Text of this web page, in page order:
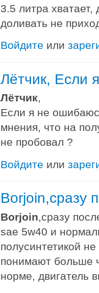
3.5 литра
доливать не
Войдите или
Лётчик, Если
Лётчик,
Если я не
мнения, что на
не пробовал ?
Войдите или
Borjoin,сразу
Borjoin ,сразу
sae 5w40 и
полусинтетикой
понимают больше
норме, двигатель